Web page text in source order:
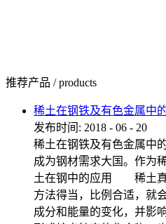
推荐产品 / products
稀土在钢铁及有色金属中
发布时间: 2018 - 06 - 20
稀土在钢铁及有色金属中
成为钢材需求大国。作
土在钢中的应用 稀土真
方法得当，比例合适，就
成分和能量的变化，并影